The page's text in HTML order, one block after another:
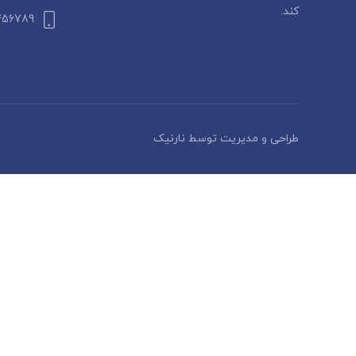
کند.
طراحی و مدیریت توسط نارنیک